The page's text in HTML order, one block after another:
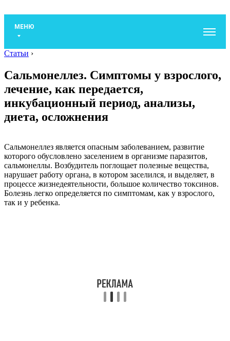
МЕНЮ
Статьи ›
Сальмонеллез. Симптомы у взрослого,
лечение, как передается,
инкубационный период, анализы,
диета, осложнения
Сальмонеллез является опасным заболеванием, развитие
которого обусловлено заселением в организме паразитов,
сальмонеллы. Возбудитель поглощает полезные вещества,
нарушает работу органа, в котором заселился, и выделяет, в
процессе жизнедеятельности, большое количество токсинов.
Болезнь легко определяется по симптомам, как у взрослого,
так и у ребенка.